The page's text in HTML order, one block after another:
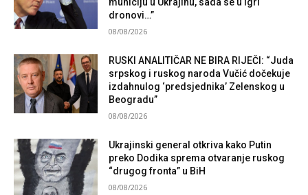
dronovi…”
08/08/2026
RUSKI ANALITIČAR NE BIRA RIJEČI: “Juda
srpskog i ruskog naroda Vučić dočekuje
izdahnulog ‘predsjednika’ Zelenskog u
Beogradu”
08/08/2026
Ukrajinski general otkriva kako Putin
preko Dodika sprema otvaranje ruskog
“drugog fronta” u BiH
08/08/2026